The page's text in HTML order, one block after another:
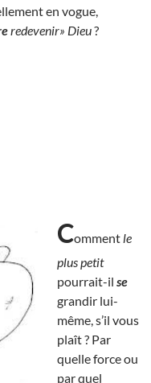
en vogue,
redevenir» Dieu?
Comment le
plus petit
pourrait-il se
grandir lui-
même, s’il vous
plaît ? Par
quelle force ou
par quel